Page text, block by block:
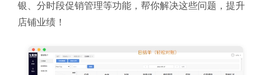
银、分时段促销管理等功能，帮你解决这些问题，提升
店铺业绩！